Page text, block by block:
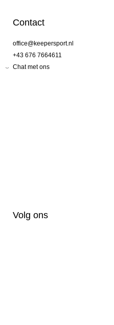
Contact
office@keepersport.nl
+43 676 7664611
Chat met ons
Volg ons